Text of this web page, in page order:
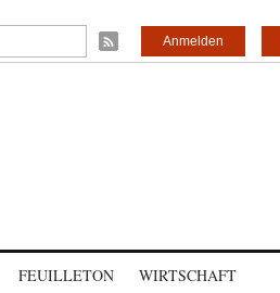
Anmelden
FEUILLETON WIRTSCHAFT